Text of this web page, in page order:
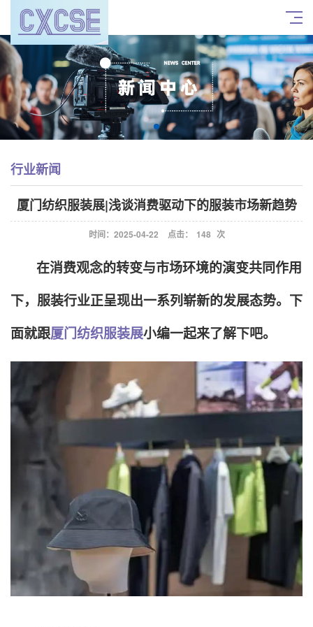
行业新闻
厦门纺织服装展|浅谈消费驱动下的服装市场新趋势
时间：2025-04-22 点击： 148 次
在消费观念的转变与市场环境的演变共同作用
下，服装行业正呈现出一系列崭新的发展态势。下
面就跟厦门纺织服装展小编一起来了解下吧。